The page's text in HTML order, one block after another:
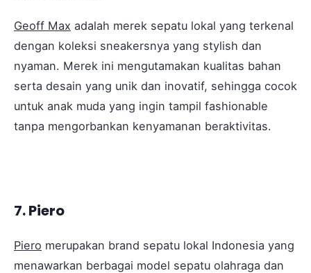
Geoff Max adalah merek sepatu lokal yang terkenal
dengan koleksi sneakersnya yang stylish dan
nyaman. Merek ini mengutamakan kualitas bahan
serta desain yang unik dan inovatif, sehingga cocok
untuk anak muda yang ingin tampil fashionable
tanpa mengorbankan kenyamanan beraktivitas.
7. Piero
Piero merupakan brand sepatu lokal Indonesia yang
menawarkan berbagai model sepatu olahraga dan